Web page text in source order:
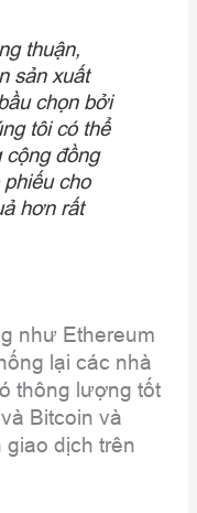
thuận,
sản xuất
chọn bởi
tôi có thể
đồng
cho
hơn rất
như Ethereum
lại các nhà
thông lượng tốt
Bitcoin và
giao dịch trên